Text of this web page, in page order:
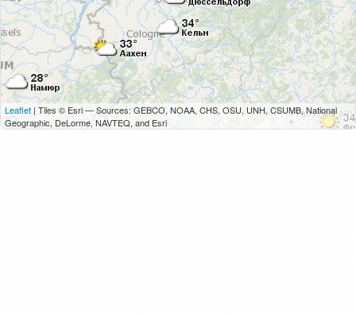
Leaflet | Tiles © Esri — Sources: GEBCO, NOAA, CHS, OSU, UNH, CSUMB, National
Geographic, DeLorme, NAVTEQ, and Esri